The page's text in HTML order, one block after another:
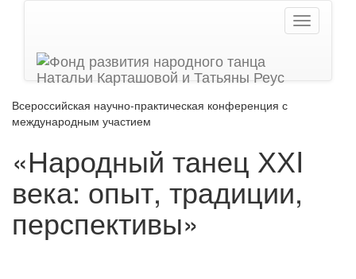
Всероссийская научно-практическая конференция с
международным участием
«Народный танец ХХI
века: опыт, традиции,
перспективы»